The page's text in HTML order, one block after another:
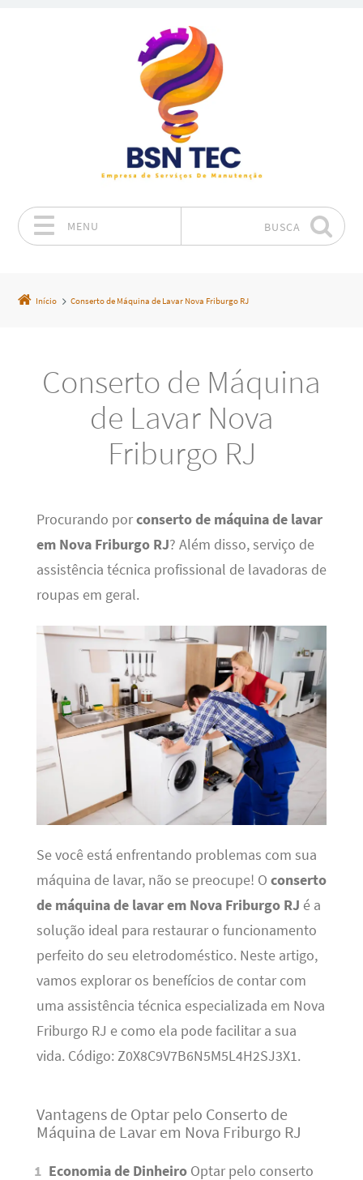
MENU BUSCA
Início Conserto de Máquina de Lavar Nova Friburgo RJ
Conserto de Máquina
de Lavar Nova
Friburgo RJ
Procurando porconserto de máquina de lavar
em Nova Friburgo RJ? Além disso, serviço de
assistência técnica profissional de lavadoras de
roupas em geral.
Se você está enfrentando problemas com sua
máquina de lavar, não se preocupe! O conserto
de máquina de lavar em Nova Friburgo RJ é a
solução ideal para restaurar o funcionamento
perfeito do seu eletrodoméstico. Neste artigo,
vamos explorar os benefícios de contar com
uma assistência técnica especializada em Nova
Friburgo RJ e como ela pode facilitar a sua
vida. Código: Z0X8C9V7B6N5M5L4H2SJ3X1.
Vantagens de Optar pelo Conserto de
Máquina de Lavar em Nova Friburgo RJ
Economia de Dinheiro Optar pelo conserto